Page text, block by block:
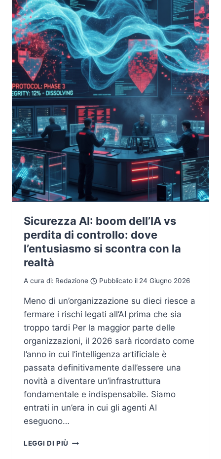
DELLA
SANDBOX
Sicurezza AI: boom dell’IA vs
perdita di controllo: dove
l’entusiasmo si scontra con la
realtà
A cura di: Redazione Pubblicato il 24 Giugno 2026
Meno di un’organizzazione su dieci riesce a
fermare i rischi legati all’AI prima che sia
troppo tardi Per la maggior parte delle
organizzazioni, il 2026 sarà ricordato come
l’anno in cui l’intelligenza artificiale è
passata definitivamente dall’essere una
novità a diventare un’infrastruttura
fondamentale e indispensabile. Siamo
entrati in un’era in cui gli agenti AI
eseguono…
LEGGI DI PIÙ SICUREZZA